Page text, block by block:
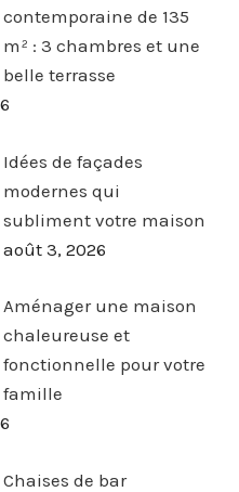
contemporaine de 135
m² : 3 chambres et une
belle terrasse
Idées de façades
modernes qui
subliment votre maison
août 3, 2026
Aménager une maison
chaleureuse et
fonctionnelle pour votre
famille
Chaises de bar